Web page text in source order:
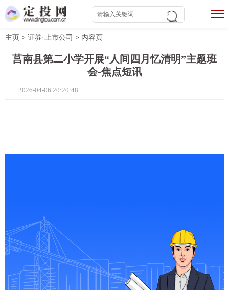
主页 > 证券·上市公司 > 内容页
莒南县第二小学开展“人间四月忆清明”主题班
会-焦点短讯
2026-04-06 20:20:48